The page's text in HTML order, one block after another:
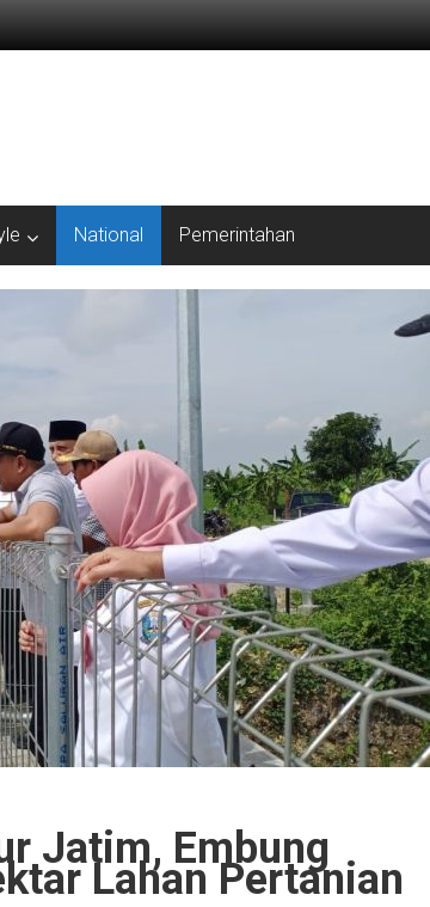
National Pemerintahan
Jatim, Embung
Lahan Pertanian